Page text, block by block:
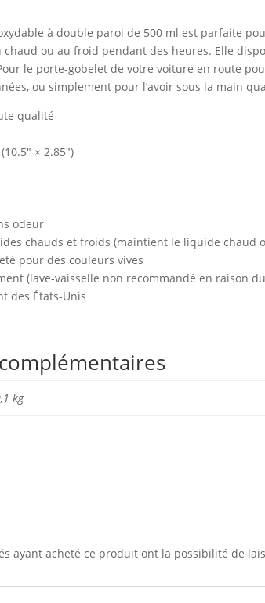
à double paroi de 500 ml est parfaite
ou au froid pendant des heures. Elle
le porte-gobelet de votre voiture en route
ou simplement pour l’avoir sous la main
qualité
× 2.85″)
odeur
chauds et froids (maintient le liquide chaud
pour des couleurs vives
(lave-vaisselle non recommandé en raison
des États-Unis
kg
ayant acheté ce produit ont la possibilité de